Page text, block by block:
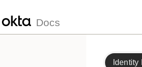
Docs
Identity